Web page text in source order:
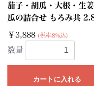
茄子・胡瓜・大根・生姜
瓜の詰合せ もろみ共
￥3,888 (税率8%込)
数量
カートに入れる